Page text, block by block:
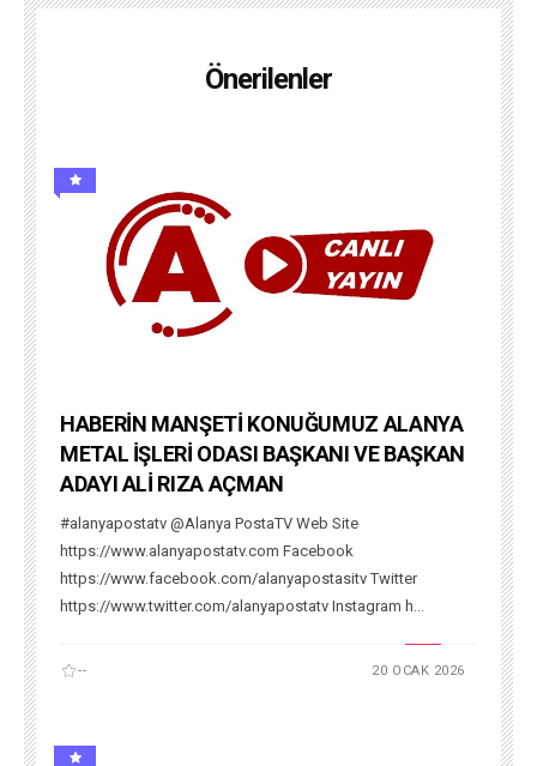
Önerilenler
HABERİN MANŞETİ KONUĞUMUZ ALANYA
METAL İŞLERİ ODASI BAŞKANI VE BAŞKAN
ADAYI ALİ RIZA AÇMAN
#alanyapostatv @Alanya PostaTV Web Site
https://www.alanyapostatv.com Facebook
https://www.facebook.com/alanyapostasitv Twitter
https://www.twitter.com/alanyapostatv Instagram h...
-- 20 OCAK 2026